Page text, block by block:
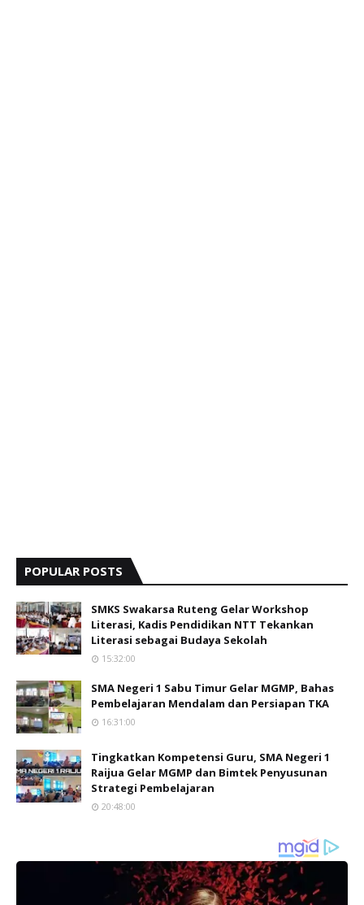
POPULAR POSTS
SMKS Swakarsa Ruteng Gelar Workshop
Literasi, Kadis Pendidikan NTT Tekankan
Literasi sebagai Budaya Sekolah
15:32:00
SMA Negeri 1 Sabu Timur Gelar MGMP, Bahas
Pembelajaran Mendalam dan Persiapan TKA
16:31:00
Tingkatkan Kompetensi Guru, SMA Negeri 1
Raijua Gelar MGMP dan Bimtek Penyusunan
Strategi Pembelajaran
20:48:00